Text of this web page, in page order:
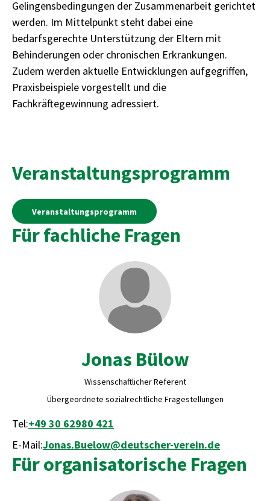
Gelingensbedingungen der Zusammenarbeit gerichtet
werden. Im Mittelpunkt steht dabei eine
bedarfsgerechte Unterstützung der Eltern mit
Behinderungen oder chronischen Erkrankungen.
Zudem werden aktuelle Entwicklungen aufgegriffen,
Praxisbeispiele vorgestellt und die
Fachkräftegewinnung adressiert.
Veranstaltungsprogramm
Veranstaltungsprogramm
Für fachliche Fragen
Jonas Bülow
Wissenschaftlicher Referent
Übergeordnete sozialrechtliche Fragestellungen
Tel:+49 30 62980 421
E-Mail:Jonas.Buelow@deutscher-verein.de
Für organisatorische Fragen